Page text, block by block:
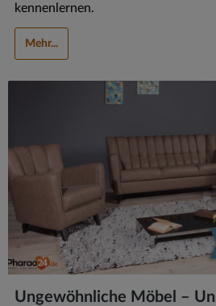
kennenlernen.
Mehr...
Ungewöhnliche Möbel –